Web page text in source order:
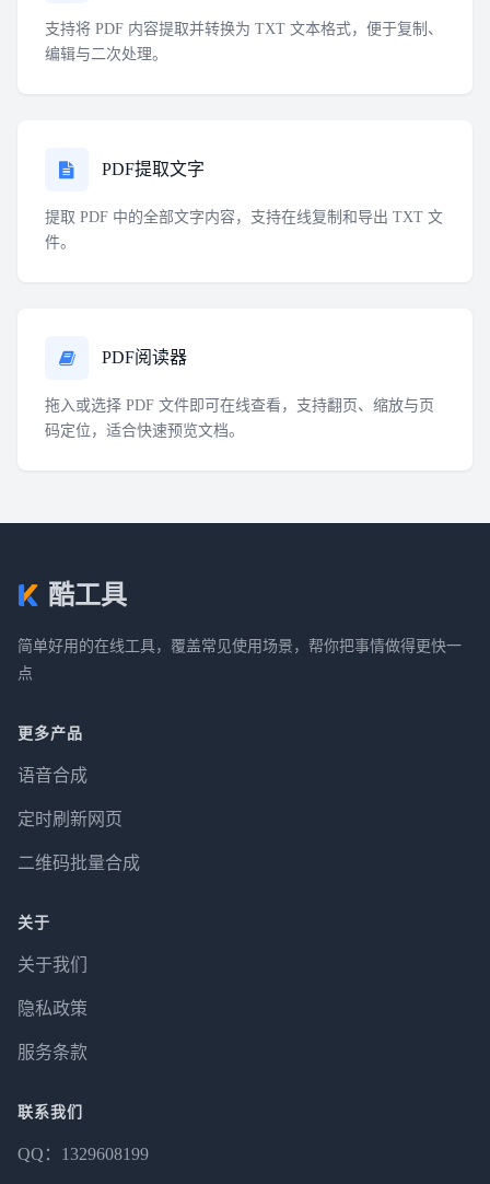
支持将 PDF 内容提取并转换为 TXT 文本格式，便于复制、
编辑与二次处理。
PDF提取文字
提取 PDF 中的全部文字内容，支持在线复制和导出 TXT 文
件。
PDF阅读器
拖入或选择 PDF 文件即可在线查看，支持翻页、缩放与页
码定位，适合快速预览文档。
酷工具
简单好用的在线工具，覆盖常见使用场景，帮你把事情做得更快一
点
更多产品
语音合成
定时刷新网页
二维码批量合成
关于
关于我们
隐私政策
服务条款
联系我们
QQ：1329608199